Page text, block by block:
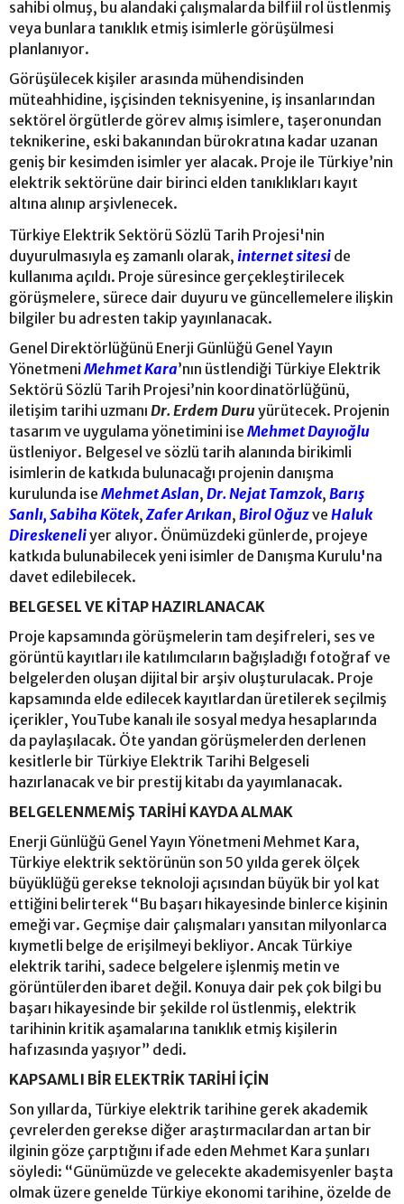
sahibi olmuş, bu alandaki çalışmalarda bilfiil rol üstlenmiş
veya bunlara tanıklık etmiş isimlerle görüşülmesi
planlanıyor.
Görüşülecek kişiler arasında mühendisinden
müteahhidine, işçisinden teknisyenine, iş insanlarından
sektörel örgütlerde görev almış isimlere, taşeronundan
teknikerine, eski bakanından bürokratına kadar uzanan
geniş bir kesimden isimler yer alacak. Proje ile Türkiye’nin
elektrik sektörüne dair birinci elden tanıklıkları kayıt
altına alınıp arşivlenecek.
Türkiye Elektrik Sektörü Sözlü Tarih Projesi'nin
duyurulmasıyla eş zamanlı olarak, internet sitesi de
kullanıma açıldı. Proje süresince gerçekleştirilecek
görüşmelere, sürece dair duyuru ve güncellemelere ilişkin
bilgiler bu adresten takip yayınlanacak.
Genel Direktörlüğünü Enerji Günlüğü Genel Yayın
Yönetmeni Mehmet Kara’nın üstlendiği Türkiye Elektrik
Sektörü Sözlü Tarih Projesi’nin koordinatörlüğünü,
iletişim tarihi uzmanı Dr. Erdem Duruyürütecek. Projenin
tasarım ve uygulama yönetimini ise Mehmet Dayıoğlu
üstleniyor. Belgesel ve sözlü tarih alanında birikimli
isimlerin de katkıda bulunacağı projenin danışma
kurulunda ise Mehmet Aslan, Dr. Nejat Tamzok, Barış
Sanlı, Sabiha Kötek,Zafer Arıkan, Birol Oğuzve Haluk
Direskeneliyer alıyor. Önümüzdeki günlerde, projeye
katkıda bulunabilecek yeni isimler de Danışma Kurulu'na
davet edilebilecek.
BELGESEL VE KİTAP HAZIRLANACAK
Proje kapsamında görüşmelerin tam deşifreleri, ses ve
görüntü kayıtları ile katılımcıların bağışladığı fotoğraf ve
belgelerden oluşan dijital bir arşiv oluşturulacak. Proje
kapsamında elde edilecek kayıtlardan üretilerek seçilmiş
içerikler, YouTube kanalı ile sosyal medya hesaplarında
da paylaşılacak. Öte yandan görüşmelerden derlenen
kesitlerle bir Türkiye Elektrik Tarihi Belgeseli
hazırlanacak ve bir prestij kitabı da yayımlanacak.
BELGELENMEMİŞ TARİHİ KAYDA ALMAK
Enerji Günlüğü Genel Yayın Yönetmeni Mehmet Kara,
Türkiye elektrik sektörünün son 50 yılda gerek ölçek
büyüklüğü gerekse teknoloji açısından büyük bir yol kat
ettiğini belirterek “Bu başarı hikayesinde binlerce kişinin
emeği var. Geçmişe dair çalışmaları yansıtan milyonlarca
kıymetli belge de erişilmeyi bekliyor. Ancak Türkiye
elektrik tarihi, sadece belgelere işlenmiş metin ve
görüntülerden ibaret değil. Konuya dair pek çok bilgi bu
başarı hikayesinde bir şekilde rol üstlenmiş, elektrik
tarihinin kritik aşamalarına tanıklık etmiş kişilerin
hafızasında yaşıyor” dedi.
KAPSAMLI BİR ELEKTRİK TARİHİ İÇİN
Son yıllarda, Türkiye elektrik tarihine gerek akademik
çevrelerden gerekse diğer araştırmacılardan artan bir
ilginin göze çarptığını ifade eden Mehmet Kara şunları
söyledi: “Günümüzde ve gelecekte akademisyenler başta
olmak üzere genelde Türkiye ekonomi tarihine, özelde de